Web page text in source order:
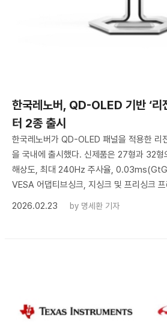
한국레노버, QD-OLED 기반 ‘리
터 2종 출시
한국레노버가 QD-OLED 패널을 적용한 리
을 국내에 출시했다. 신제품은 27형과 32
해상도, 최대 240Hz 주사율,
VESA 어댑티브싱크, 지싱크 및 프리싱크
2026.02.23
by 명세환 기자